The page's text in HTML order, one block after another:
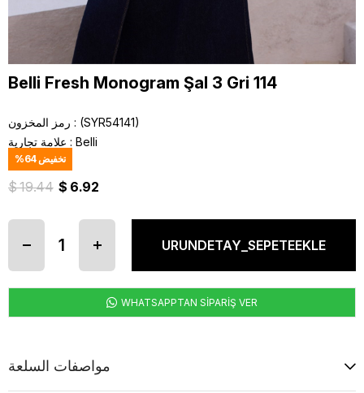
Belli Fresh Monogram Şal 3 Gri 114
رمز المخزون
(SYR54141)
علامة تجارية : Belli
%64تخفيض
$ 19.44 $ 6.92
WHATSAPPTAN SİPARİŞ VER
مواصفات السلعة